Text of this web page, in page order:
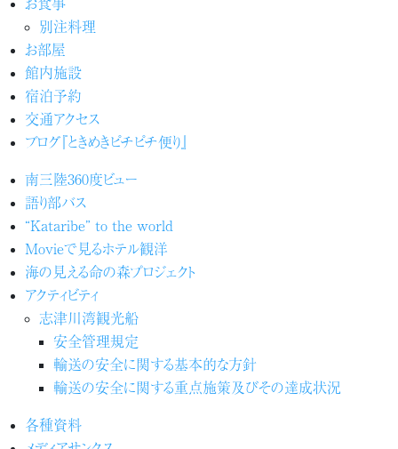
別注料理
お部屋
館内施設
宿泊予約
交通アクセス
ブログ『ときめきピチピチ便り』
南三陸360度ビュー
語り部バス
“Kataribe” to the world
Movieで見るホテル観洋
海の見える命の森プロジェクト
アクティビティ
志津川湾観光船
安全管理規定
輸送の安全に関する基本的な方針
輸送の安全に関する重点施策及びその達成状況
各種資料